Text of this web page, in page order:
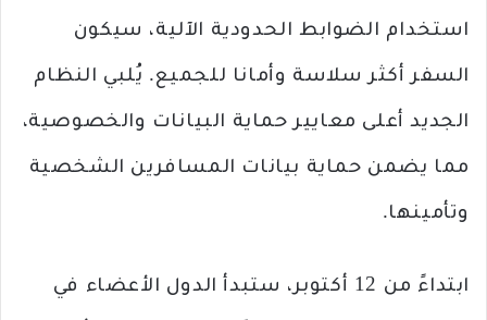
استخدام الضوابط الحدودية الآلية، سيكون
السفر أكثر سلاسة وأمانا للجميع. يُلبي النظام
الجديد أعلى معايير حماية البيانات والخصوصية،
مما يضمن حماية بيانات المسافرين الشخصية
وتأمينها.
ابتداءً من 12 أكتوبر، ستبدأ الدول الأعضاء في